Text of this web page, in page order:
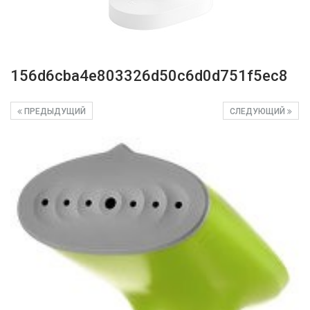
156d6cba4e803326d50c6d0d751f5ec8
СЛЕДУЮЩИЙ
ПРЕДЫДУЩИЙ